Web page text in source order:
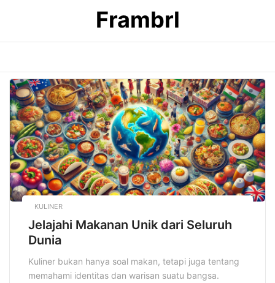
Frambrl
KULINER
Jelajahi Makanan Unik dari Seluruh
Dunia
Kuliner bukan hanya soal makan, tetapi juga tentang
memahami identitas dan warisan suatu bangsa.